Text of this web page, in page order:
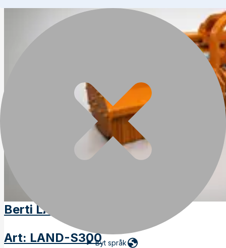
Byt språk
Berti LAND-S300
Art: LAND-S300